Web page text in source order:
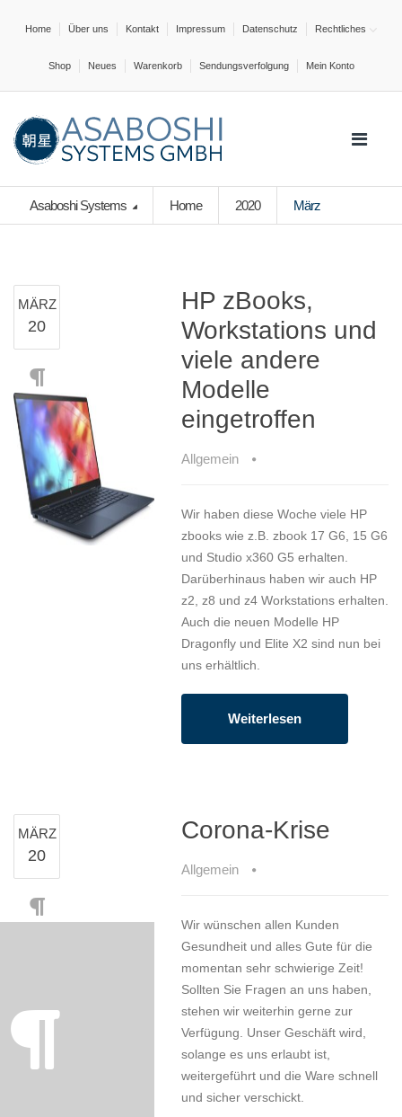
Home Über uns Kontakt Impressum Datenschutz Rechtliches
Shop Neues Warenkorb Sendungsverfolgung Mein Konto
Asaboshi Systems Home 2020 März
MÄRZ
20
HP zBooks,
Workstations und
viele andere
Modelle
eingetroffen
Allgemein
Wir haben diese Woche viele HP
zbooks wie z.B. zbook 17 G6, 15 G6
und Studio x360 G5 erhalten.
Darüberhinaus haben wir auch HP
z2, z8 und z4 Workstations erhalten.
Auch die neuen Modelle HP
Dragonfly und Elite X2 sind nun bei
uns erhältlich.
Weiterlesen
MÄRZ
20
Corona-Krise
Allgemein
Wir wünschen allen Kunden
Gesundheit und alles Gute für die
momentan sehr schwierige Zeit!
Sollten Sie Fragen an uns haben,
stehen wir weiterhin gerne zur
Verfügung. Unser Geschäft wird,
solange es uns erlaubt ist,
weitergeführt und die Ware schnell
und sicher verschickt.